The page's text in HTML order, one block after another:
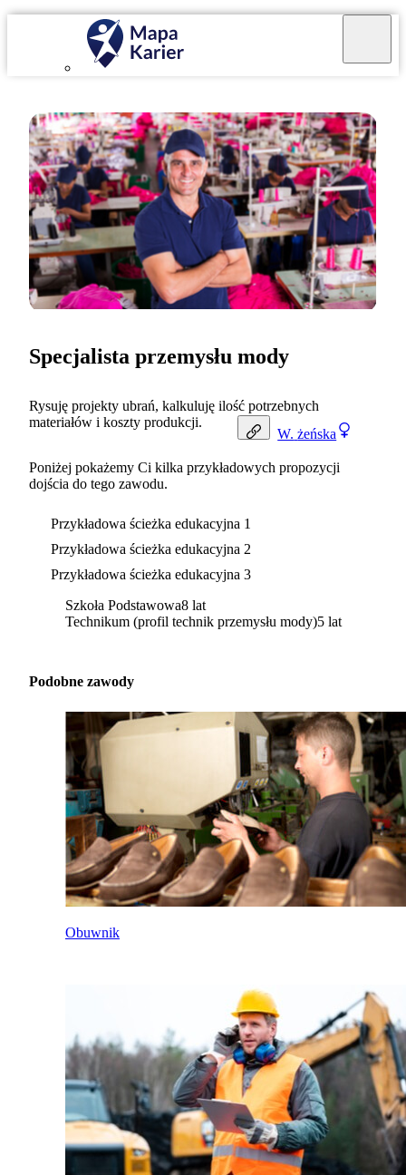
W. żeńska
Specjalista przemysłu mody
Rysuję projekty ubrań, kalkuluję ilość potrzebnych
materiałów i koszty produkcji.
Poniżej pokażemy Ci kilka przykładowych propozycji
dojścia do tego zawodu.
Przykładowa ścieżka edukacyjna 1
Przykładowa ścieżka edukacyjna 2
Przykładowa ścieżka edukacyjna 3
Szkoła Podstawowa8 lat
Technikum (profil technik przemysłu mody)5 lat
Podobne zawody
Obuwnik